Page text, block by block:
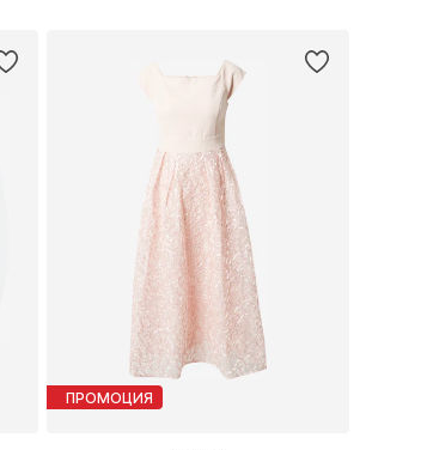
ПРОМОЦИЯ